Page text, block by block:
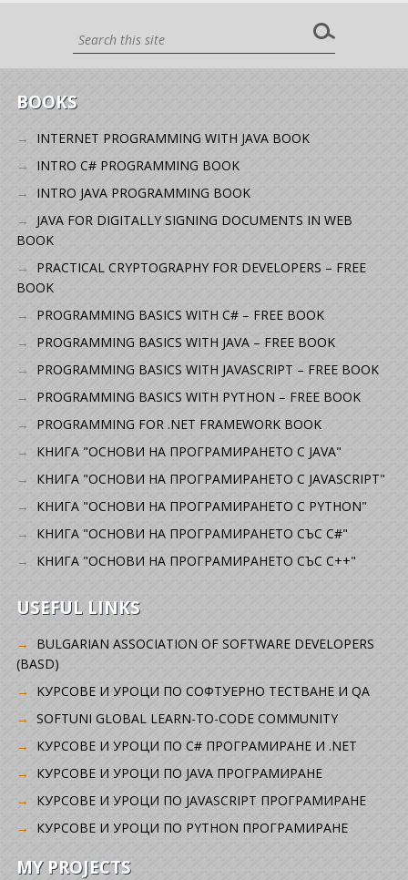
BOOKS
INTERNET PROGRAMMING WITH JAVA BOOK
INTRO C# PROGRAMMING BOOK
INTRO JAVA PROGRAMMING BOOK
JAVA FOR DIGITALLY SIGNING DOCUMENTS IN WEB
BOOK
PRACTICAL CRYPTOGRAPHY FOR DEVELOPERS – FREE
BOOK
PROGRAMMING BASICS WITH C# – FREE BOOK
PROGRAMMING BASICS WITH JAVA – FREE BOOK
PROGRAMMING BASICS WITH JAVASCRIPT – FREE BOOK
PROGRAMMING BASICS WITH PYTHON – FREE BOOK
PROGRAMMING FOR .NET FRAMEWORK BOOK
КНИГА "ОСНОВИ НА ПРОГРАМИРАНЕТО С JAVA"
КНИГА "ОСНОВИ НА ПРОГРАМИРАНЕТО С JAVASCRIPT"
КНИГА "ОСНОВИ НА ПРОГРАМИРАНЕТО С PYTHON"
КНИГА "ОСНОВИ НА ПРОГРАМИРАНЕТО СЪС C#"
КНИГА "ОСНОВИ НА ПРОГРАМИРАНЕТО СЪС C++"
USEFUL LINKS
BULGARIAN ASSOCIATION OF SOFTWARE DEVELOPERS
(BASD)
KУРСОВЕ И УРОЦИ ПО СОФТУЕРНО ТЕСТВАНЕ И QA
SOFTUNI GLOBAL LEARN-TO-CODE COMMUNITY
КУРСОВЕ И УРОЦИ ПО C# ПРОГРАМИРАНЕ И .NET
КУРСОВЕ И УРОЦИ ПО JAVA ПРОГРАМИРАНЕ
КУРСОВЕ И УРОЦИ ПО JAVASCRIPT ПРОГРАМИРАНЕ
КУРСОВЕ И УРОЦИ ПО PYTHON ПРОГРАМИРАНЕ
MY PROJECTS